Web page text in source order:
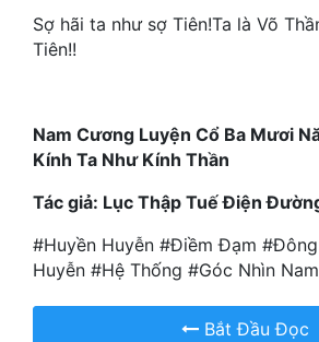
Ngôn Tình
Nữ Phụ
Phong Thủy - Tâm Linh
Phương Tây
Sợ hãi ta như sợ Tiên!Ta là Võ
Tiên!!
Nam Cương Luyện Cổ Ba Mươi
Kính Ta Như Kính Thần
Tác giả: Lục Thập Tuế Điện
#Huyền Huyễn #Điềm Đạm
Huyễn #Hệ Thống #Góc Nhìn Nam
Bắt Đầu Đọc